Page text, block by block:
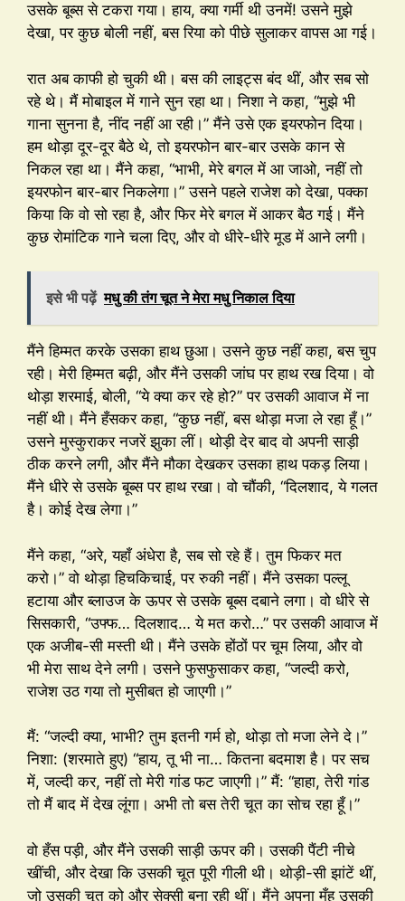
उसके बूब्स से टकरा गया। हाय, क्या गर्मी थी उनमें! उसने मुझे
देखा, पर कुछ बोली नहीं, बस रिया को पीछे सुलाकर वापस आ गई।
रात अब काफी हो चुकी थी। बस की लाइट्स बंद थीं, और सब सो
रहे थे। मैं मोबाइल में गाने सुन रहा था। निशा ने कहा, “मुझे भी
गाना सुनना है, नींद नहीं आ रही।” मैंने उसे एक इयरफोन दिया।
हम थोड़ा दूर-दूर बैठे थे, तो इयरफोन बार-बार उसके कान से
निकल रहा था। मैंने कहा, “भाभी, मेरे बगल में आ जाओ, नहीं तो
इयरफोन बार-बार निकलेगा।” उसने पहले राजेश को देखा, पक्का
किया कि वो सो रहा है, और फिर मेरे बगल में आकर बैठ गई। मैंने
कुछ रोमांटिक गाने चला दिए, और वो धीरे-धीरे मूड में आने लगी।
इसे भी पढ़ें मधु की तंग चूत ने मेरा मधु निकाल दिया
मैंने हिम्मत करके उसका हाथ छुआ। उसने कुछ नहीं कहा, बस चुप
रही। मेरी हिम्मत बढ़ी, और मैंने उसकी जांघ पर हाथ रख दिया। वो
थोड़ा शरमाई, बोली, “ये क्या कर रहे हो?” पर उसकी आवाज में ना
नहीं थी। मैंने हँसकर कहा, “कुछ नहीं, बस थोड़ा मजा ले रहा हूँ।”
उसने मुस्कुराकर नजरें झुका लीं। थोड़ी देर बाद वो अपनी साड़ी
ठीक करने लगी, और मैंने मौका देखकर उसका हाथ पकड़ लिया।
मैंने धीरे से उसके बूब्स पर हाथ रखा। वो चौंकी, “दिलशाद, ये गलत
है। कोई देख लेगा।”
मैंने कहा, “अरे, यहाँ अंधेरा है, सब सो रहे हैं। तुम फिकर मत
करो।” वो थोड़ा हिचकिचाई, पर रुकी नहीं। मैंने उसका पल्लू
हटाया और ब्लाउज के ऊपर से उसके बूब्स दबाने लगा। वो धीरे से
सिसकारी, “उफ्फ… दिलशाद… ये मत करो…” पर उसकी आवाज में
एक अजीब-सी मस्ती थी। मैंने उसके होंठों पर चूम लिया, और वो
भी मेरा साथ देने लगी। उसने फुसफुसाकर कहा, “जल्दी करो,
राजेश उठ गया तो मुसीबत हो जाएगी।”
मैं: “जल्दी क्या, भाभी? तुम इतनी गर्म हो, थोड़ा तो मजा लेने दे।”
निशा: (शरमाते हुए) “हाय, तू भी ना… कितना बदमाश है। पर सच
में, जल्दी कर, नहीं तो मेरी गांड फट जाएगी।” मैं: “हाहा, तेरी गांड
तो मैं बाद में देख लूंगा। अभी तो बस तेरी चूत का सोच रहा हूँ।”
वो हँस पड़ी, और मैंने उसकी साड़ी ऊपर की। उसकी पैंटी नीचे
खींची, और देखा कि उसकी चूत पूरी गीली थी। थोड़ी-सी झांटें थीं,
जो उसकी चूत को और सेक्सी बना रही थीं। मैंने अपना मुँह उसकी